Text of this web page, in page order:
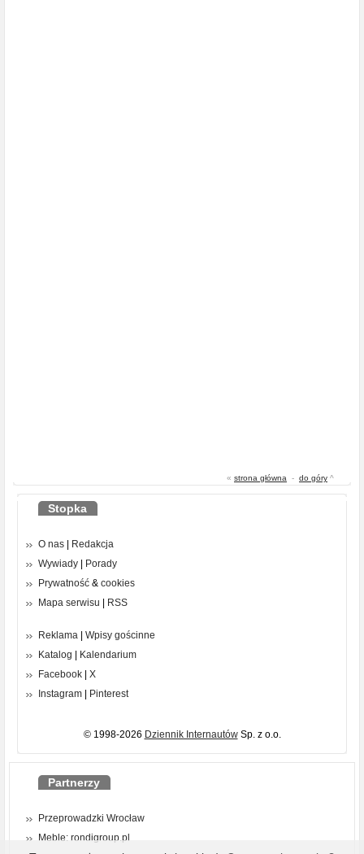
« strona główna - do góry ^
Stopka
O nas
Redakcja
Wywiady
Porady
Prywatność & cookies
Mapa serwisu
RSS
Reklama
Wpisy gościnne
Katalog
Kalendarium
Facebook
X
Instagram
Pinterest
© 1998-2026 Dziennik InternautówSp. z o.o.
Partnerzy
Przeprowadzki Wrocław
Meble: rondigroup.pl